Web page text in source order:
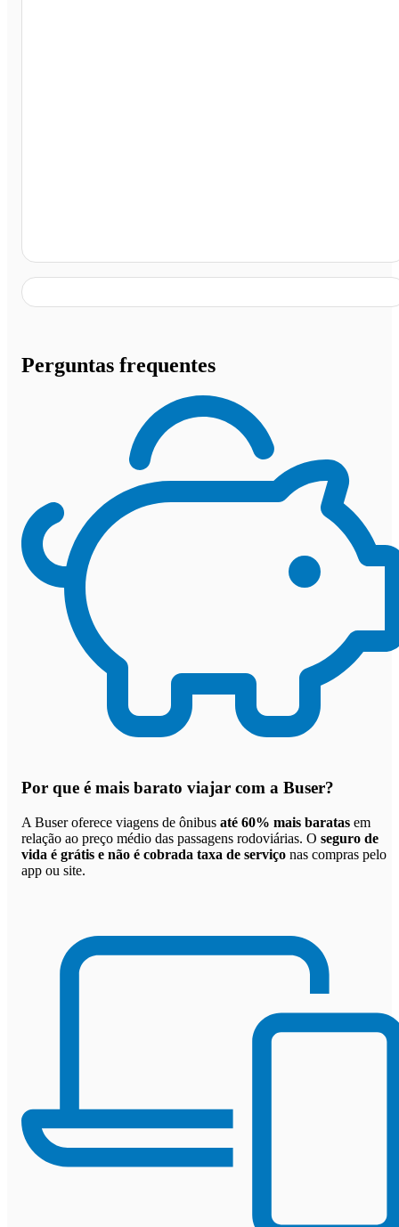
Perguntas frequentes
Por que é mais barato viajar com a Buser?
A Buser oferece viagens de ônibus até 60% mais baratas em
relação ao preço médio das passagens rodoviárias. O seguro de
vida é grátis e não é cobrada taxa de serviço nas compras pelo
app ou site.